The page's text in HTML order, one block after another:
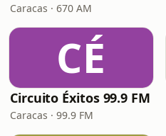
Caracas · 670 AM
CÉ
Circuito Éxitos 99.9 FM
Caracas · 99.9 FM